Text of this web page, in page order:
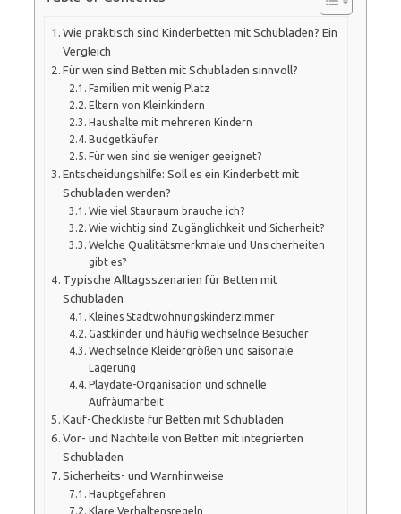
Wie praktisch sind Kinderbetten mit Schubladen? Ein
Vergleich
Für wen sind Betten mit Schubladen sinnvoll?
Familien mit wenig Platz
Eltern von Kleinkindern
Haushalte mit mehreren Kindern
Budgetkäufer
Für wen sind sie weniger geeignet?
Entscheidungshilfe: Soll es ein Kinderbett mit
Schubladen werden?
Wie viel Stauraum brauche ich?
Wie wichtig sind Zugänglichkeit und Sicherheit?
Welche Qualitätsmerkmale und Unsicherheiten
gibt es?
Typische Alltagsszenarien für Betten mit
Schubladen
Kleines Stadtwohnungskinderzimmer
Gastkinder und häufig wechselnde Besucher
Wechselnde Kleidergrößen und saisonale
Lagerung
Playdate-Organisation und schnelle
Aufräumarbeit
Kauf-Checkliste für Betten mit Schubladen
Vor- und Nachteile von Betten mit integrierten
Schubladen
Sicherheits- und Warnhinweise
Hauptgefahren
Klare Verhaltensregeln